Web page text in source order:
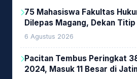
75 Mahasiswa Fakultas
Dilepas Magang, Dekan
Penting
6 Agustus 2026
Pacitan Tembus Peringkat
2024, Masuk 11 Besar di